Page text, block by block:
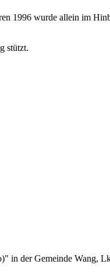
1996 wurde allein im
stützt.
in der Gemeinde Wang,